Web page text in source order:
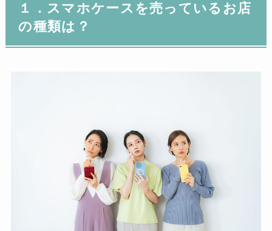
１．スマホケースを売っているお店
の種類は？